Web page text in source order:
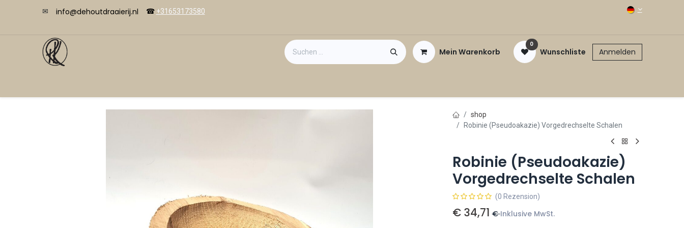
✉ info@dehoutdraaierij.nl ☎ +31653173580
Mein Warenkorb
0
Wunschliste Anmelden
shop
Robinie (Pseudoakazie) Vorgedrechselte Schalen
Robinie (Pseudoakazie)
Vorgedrechselte Schalen
(0 Rezension)
€ 34,71 € Inklusive MwSt.